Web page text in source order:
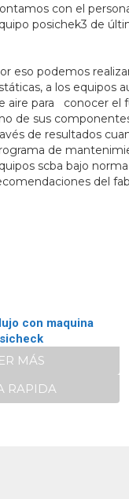
con el
posichek3 de
eso podemos
a los equipos
aire para conocer el
de sus
de resultados
de
scba bajo
del
con maquina
MÁS
RAPIDA